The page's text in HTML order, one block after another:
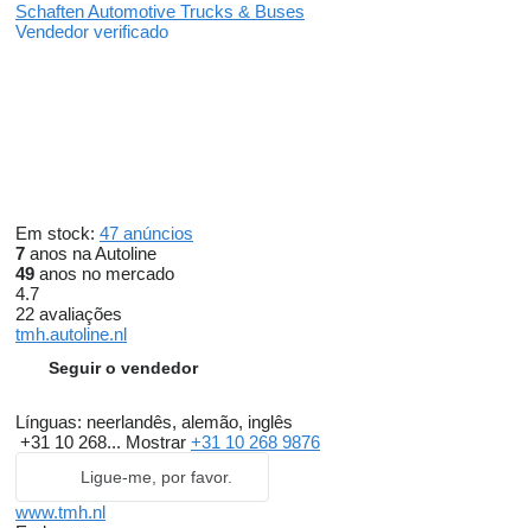
Schaften Automotive Trucks & Buses
Vendedor verificado
Em stock: 47 anúncios
7 anos na Autoline
49 anos no mercado
4.7
22 avaliações
tmh.autoline.nl
Seguir o vendedor
Línguas: neerlandês, alemão, inglês
+31 10 268... Mostrar +31 10 268 9876
Ligue-me, por favor.
www.tmh.nl